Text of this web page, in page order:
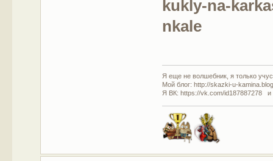
kukly-na-
nkale
Я еще не волшебник, я только
Мой блог: http://skazki-u-
Я ВК: https://vk.com/id187887278 и